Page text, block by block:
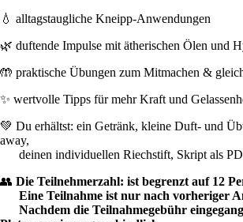
💧 alltagstaugliche Kneipp-Anwendungen
🌿 duftende Impulse mit ätherischen Ölen und
🤲 praktische Übungen zum Mitmachen &
✨ wertvolle Tipps für mehr Kraft und
💚 Du erhältst: ein Getränk, kleine Duft- und
away,
deinen individuellen Riechstift, Skript als
👥 Die Teilnehmerzahl: ist begrenzt auf 12
Eine Teilnahme ist nur nach vorheriger
Nachdem die Teilnahmegebühr